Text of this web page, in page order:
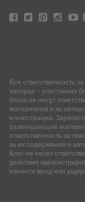
Вся ответственность
авторах – участниках
блога не несут
материалов и за
иллюстрации.
размещающие
ответственность за
за их содержание и
Блог не несет
действия
нанести вред или